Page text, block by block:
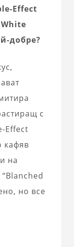
Effect
добре?
с
Effect
кафяв
на
но все